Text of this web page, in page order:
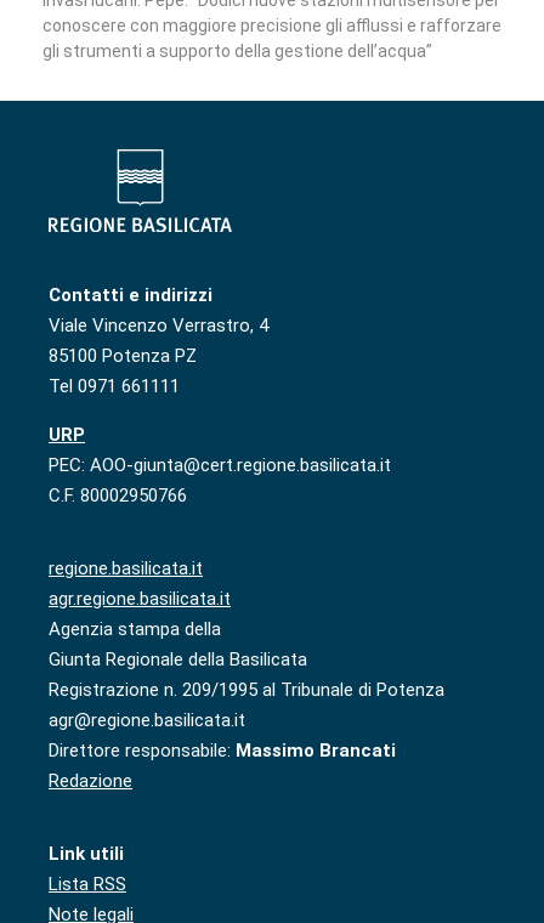
conoscere con maggiore precisione gli afflussi e rafforzare
gli strumenti a supporto della gestione dell’acqua”
Contatti e indirizzi
Viale Vincenzo Verrastro, 4
85100 Potenza PZ
Tel 0971 661111
URP
PEC: AOO-giunta@cert.regione.basilicata.it
C.F. 80002950766
regione.basilicata.it
agr.regione.basilicata.it
Agenzia stampa della
Giunta Regionale della Basilicata
Registrazione n. 209/1995 al Tribunale di Potenza
agr@regione.basilicata.it
Direttore responsabile: Massimo Brancati
Redazione
Link utili
Lista RSS
Note legali